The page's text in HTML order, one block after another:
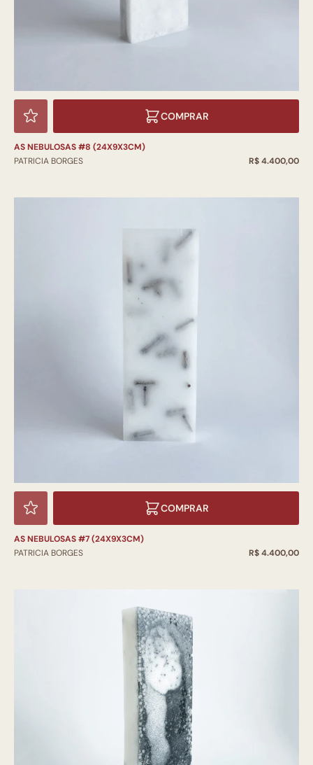
COMPRAR
AS NEBULOSAS #8 (24X9X3CM)
PATRICIA BORGES
R$ 4.400,00
COMPRAR
AS NEBULOSAS #7 (24X9X3CM)
PATRICIA BORGES
R$ 4.400,00